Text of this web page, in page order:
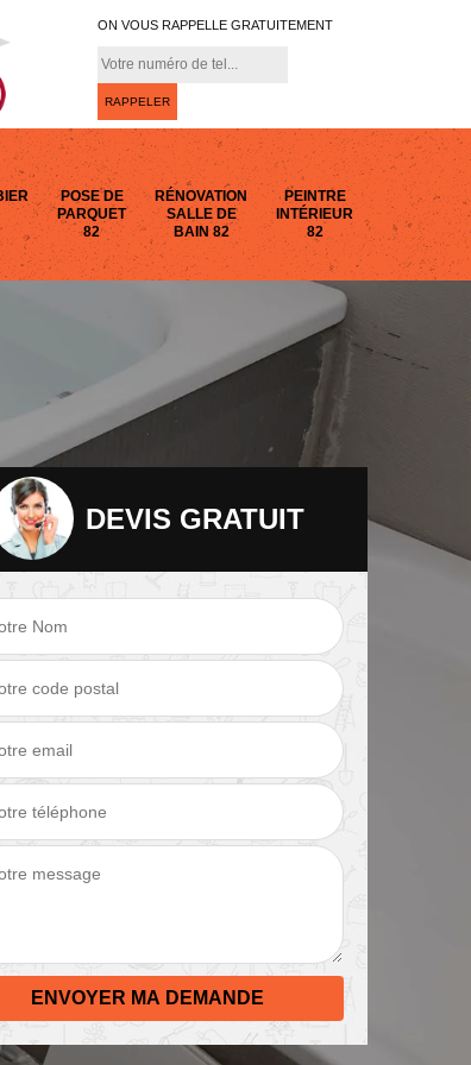
ON VOUS RAPPELLE GRATUITEMENT
POSE DE
PARQUET
82
RÉNOVATION
SALLE DE
BAIN 82
PEINTRE
INTÉRIEUR
82
Peinture mur 82 Electricien 82
DEVIS GRATUIT